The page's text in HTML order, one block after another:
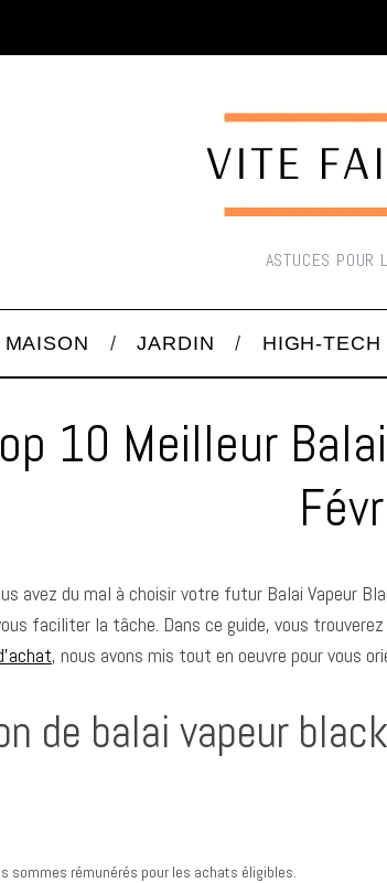
ASTUCES POUR
MAISON JARDIN HIGH-TECH
10 Meilleur
avez du mal à choisir votre futur Balai Vapeur
faciliter la tâche. Dans ce guide, vous
, nous avons mis tout en oeuvre pour vous
de balai vapeur
sommes rémunérés pour les achats éligibles.